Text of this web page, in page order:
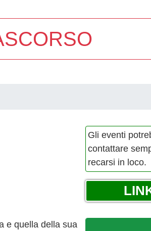
Gli eventi
contattare
recarsi in loco.
e quella della sua